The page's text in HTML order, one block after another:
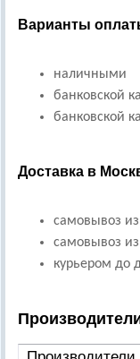
Варианты
наличными
банковской
банковской
Доставка в
самовывоз
самовывоз из
курьером до